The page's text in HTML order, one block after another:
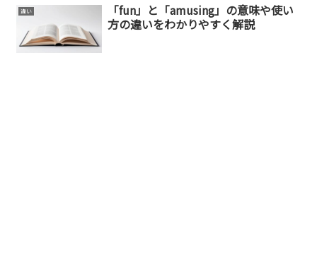
違い
「fun」と「amusing」の意味や使い
方の違いをわかりやすく解説